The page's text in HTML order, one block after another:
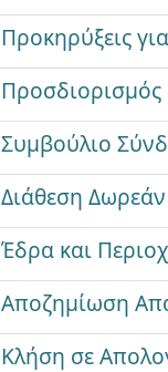
Προκηρύξεις
Προσδιορισμός
Συμβούλιο
Διάθεση
Έδρα και
Αποζημίωση
Κλήση σε